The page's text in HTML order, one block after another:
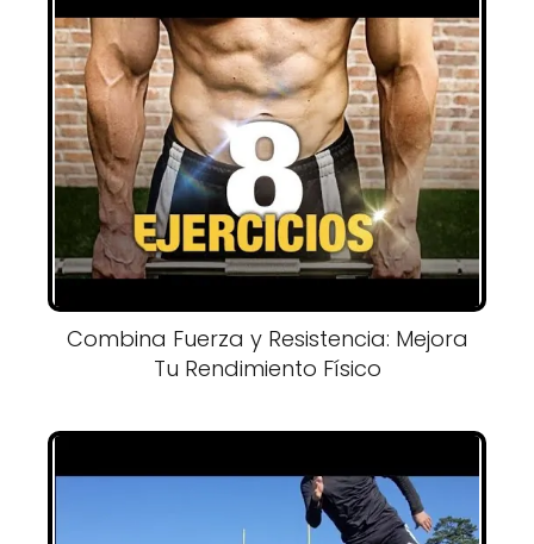
Combina Fuerza y Resistencia: Mejora
Tu Rendimiento Físico